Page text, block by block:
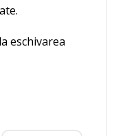
eschivarea